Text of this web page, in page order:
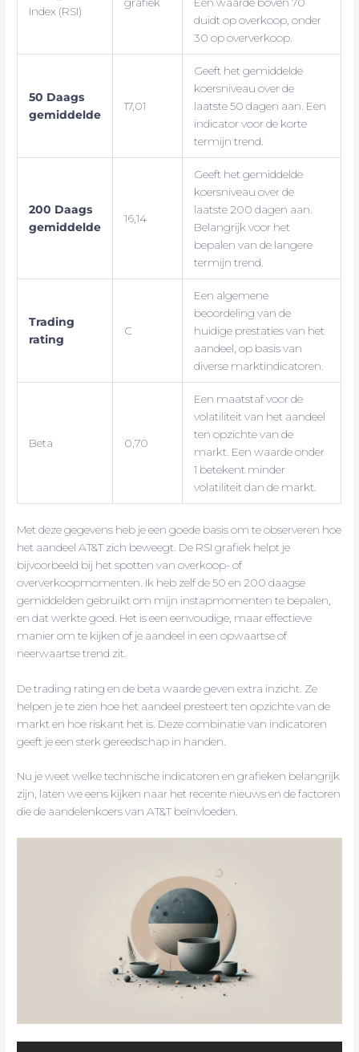
Index (RSI)
duidt op overkoop, onder
30 op oververkoop.
50 Daags
gemiddelde
17,01
Geeft het gemiddelde
koersniveau over de
laatste 50 dagen aan. Een
indicator voor de korte
termijn trend.
200 Daags
gemiddelde
16,14
Geeft het gemiddelde
koersniveau over de
laatste 200 dagen aan.
Belangrijk voor het
bepalen van de langere
termijn trend.
Trading
rating
C
Een algemene
beoordeling van de
huidige prestaties van het
aandeel, op basis van
diverse marktindicatoren.
Beta 0,70
Een maatstaf voor de
volatiliteit van het aandeel
ten opzichte van de
markt. Een waarde onder
1 betekent minder
volatiliteit dan de markt.
Met deze gegevens heb je een goede basis om te observeren hoe
het aandeel AT&T zich beweegt. De RSI grafiek helpt je
bijvoorbeeld bij het spotten van overkoop- of
oververkoopmomenten. Ik heb zelf de 50 en 200 daagse
gemiddelden gebruikt om mijn instapmomenten te bepalen,
en dat werkte goed. Het is een eenvoudige, maar effectieve
manier om te kijken of je aandeel in een opwaartse of
neerwaartse trend zit.
De trading rating en de beta waarde geven extra inzicht. Ze
helpen je te zien hoe het aandeel presteert ten opzichte van de
markt en hoe riskant het is. Deze combinatie van indicatoren
geeft je een sterk gereedschap in handen.
Nu je weet welke technische indicatoren en grafieken belangrijk
zijn, laten we eens kijken naar het recente nieuws en de factoren
die de aandelenkoers van AT&T beïnvloeden.